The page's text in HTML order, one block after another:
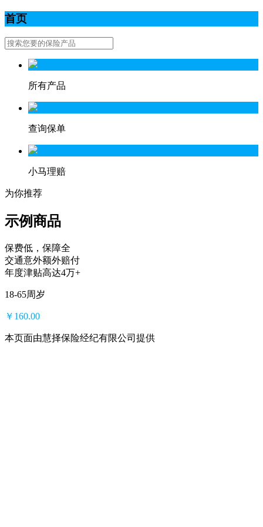
首页
所有产品
查询保单
小马理赔
为你推荐
示例商品
保费低，保障全
交通意外额外赔付
年度津贴高达4万+
18-65周岁
￥ 160.00
本页面由慧择保险经纪有限公司提供